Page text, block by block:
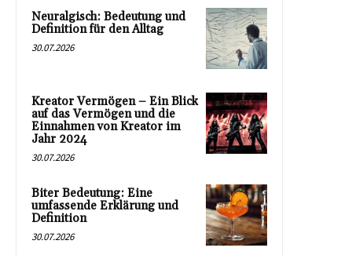
Neuralgisch: Bedeutung und
Definition für den Alltag
30.07.2026
Kreator Vermögen – Ein Blick
auf das Vermögen und die
Einnahmen von Kreator im
Jahr 2024
30.07.2026
Biter Bedeutung: Eine
umfassende Erklärung und
Definition
30.07.2026